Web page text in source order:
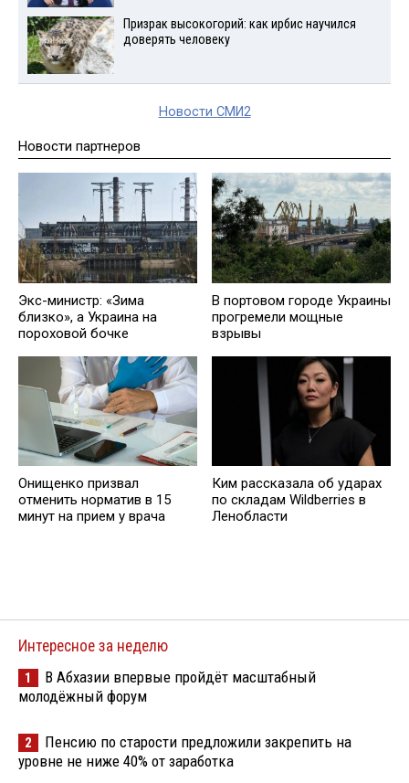
Призрак высокогорий: как ирбис научился
доверять человеку
Новости СМИ2
Новости партнеров
Экс-министр: «Зима
близко», а Украина на
пороховой бочке
В портовом городе Украины
прогремели мощные
взрывы
Онищенко призвал
отменить норматив в 15
минут на прием у врача
Ким рассказала об ударах
по складам Wildberries в
Ленобласти
Интересное за неделю
1
В Абхазии впервые пройдёт масштабный
молодёжный форум
2
Пенсию по старости предложили закрепить на
уровне не ниже 40% от заработка